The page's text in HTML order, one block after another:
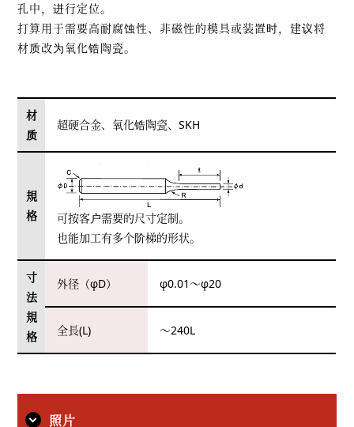
孔中，进行定位。
打算用于需要高耐腐蚀性、非磁性的模具或装置时，建议将
材质改为氧化锆陶瓷。
材
质
超硬合金、氧化锆陶瓷、SKH
規
格
可按客户需要的尺寸定制。
也能加工有多个阶梯的形状。
寸
法
規
格
外径（φD） φ0.01～φ20
全長(L) ～240L
照片